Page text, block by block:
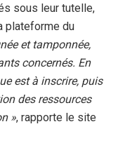
sous leur tutelle,
plateforme du
et tamponnée,
concernés. En
est à inscrire, puis
des ressources
», rapporte le site